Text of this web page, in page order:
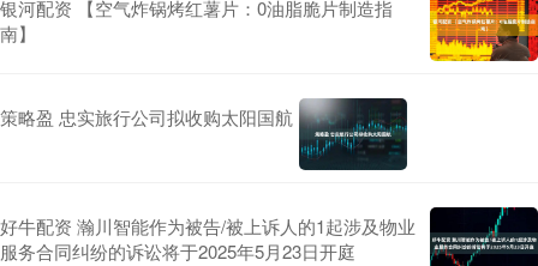
银河配资 【空气炸锅烤红薯片：0油脂脆片制造指
南】
策略盈 忠实旅行公司拟收购太阳国航
好牛配资 瀚川智能作为被告/被上诉人的1起涉及物业
服务合同纠纷的诉讼将于2025年5月23日开庭